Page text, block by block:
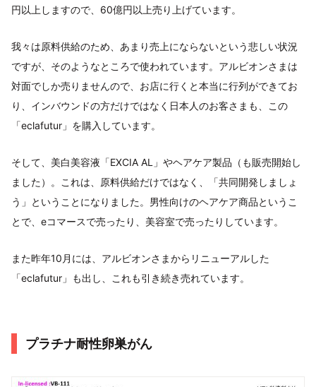
円以上しますので、60億円以上売り上げています。
我々は原料供給のため、あまり売上にならないという悲しい状況
ですが、そのようなところで使われています。アルビオンさまは
対面でしか売りませんので、お店に行くと本当に行列ができてお
り、インバウンドの方だけではなく日本人のお客さまも、この
「eclafutur」を購入しています。
そして、美白美容液「EXCIA AL」やヘアケア製品（も販売開始し
ました）。これは、原料供給だけではなく、「共同開発しましょ
う」ということになりました。男性向けのヘアケア商品というこ
とで、eコマースで売ったり、美容室で売ったりしています。
また昨年10月には、アルビオンさまからリニューアルした
「eclafutur」も出し、これも引き続き売れています。
プラチナ耐性卵巣がん